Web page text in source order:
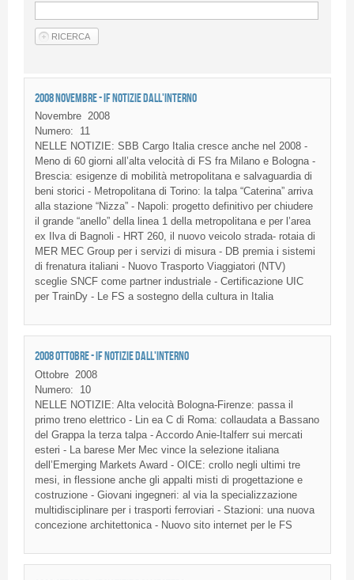
2008 NOVEMBRE - IF NOTIZIE DALL'INTERNO
Novembre 2008
Numero:
11
NELLE NOTIZIE: SBB Cargo Italia cresce anche nel 2008 -
Meno di 60 giorni all’alta velocità di FS fra Milano e Bologna -
Brescia: esigenze di mobilità metropolitana e salvaguardia di
beni storici - Metropolitana di Torino: la talpa “Caterina” arriva
alla stazione “Nizza” - Napoli: progetto definitivo per chiudere
il grande “anello” della linea 1 della metropolitana e per l’area
ex Ilva di Bagnoli - HRT 260, il nuovo veicolo strada- rotaia di
MER MEC Group per i servizi di misura - DB premia i sistemi
di frenatura italiani - Nuovo Trasporto Viaggiatori (NTV)
sceglie SNCF come partner industriale - Certificazione UIC
per TrainDy - Le FS a sostegno della cultura in Italia
2008 OTTOBRE - IF NOTIZIE DALL'INTERNO
Ottobre
2008
Numero:
10
NELLE NOTIZIE: Alta velocità Bologna-Firenze: passa il
primo treno elettrico - Lin ea C di Roma: collaudata a Bassano
del Grappa la terza talpa - Accordo Anie-Italferr sui mercati
esteri - La barese Mer Mec vince la selezione italiana
dell’Emerging Markets Award - OICE: crollo negli ultimi tre
mesi, in flessione anche gli appalti misti di progettazione e
costruzione - Giovani ingegneri: al via la specializzazione
multidisciplinare per i trasporti ferroviari - Stazioni: una nuova
concezione architettonica - Nuovo sito internet per le FS